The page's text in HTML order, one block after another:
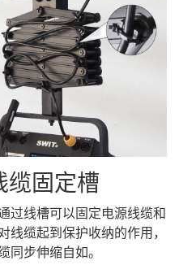
缆固定槽
过线槽可以固定电源线缆和
线缆起到保护收纳的作用，
同步伸缩自如。